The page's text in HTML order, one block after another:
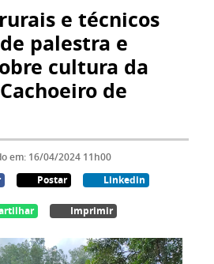
e técnicos
palestra e
cultura da
de
em: 16/04/2024 11h00
Postar Linkedin
Imprimir